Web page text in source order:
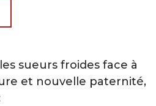
sueurs froides face à
et nouvelle paternité,